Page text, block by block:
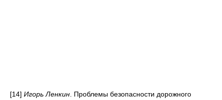
[14] Игорь Ленкин . Проблемы безопасности дорожного